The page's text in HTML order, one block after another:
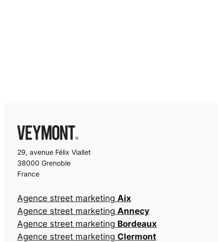
29, avenue Félix Viallet
38000 Grenoble
France
Agence street marketing Aix
Agence street marketing Annecy
Agence street marketing Bordeaux
Agence street marketing Clermont